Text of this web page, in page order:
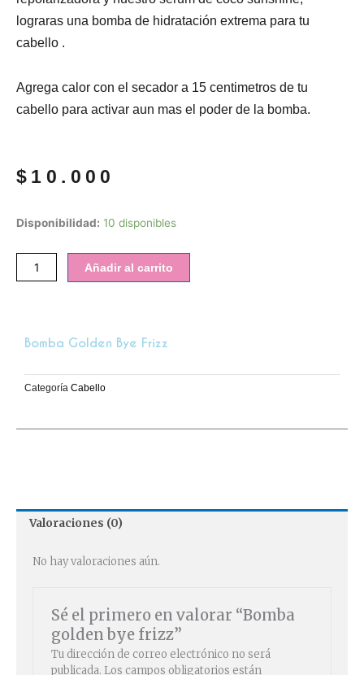
lograras una bomba de hidratación extrema para tu
cabello .
Agrega calor con el secador a 15 centimetros de tu
cabello para activar aun mas el poder de la bomba.
$ 10.000
Disponibilidad: 10 disponibles
Bomba
bye
frizz
Añadir al carrito
Bomba Golden Bye Frizz
Categoría Cabello
Valoraciones (0)
No hay valoraciones aún.
Sé el primero en valorar “Bomba
golden bye frizz”
Tu dirección de correo electrónico no será
publicada. Los campos obligatorios están